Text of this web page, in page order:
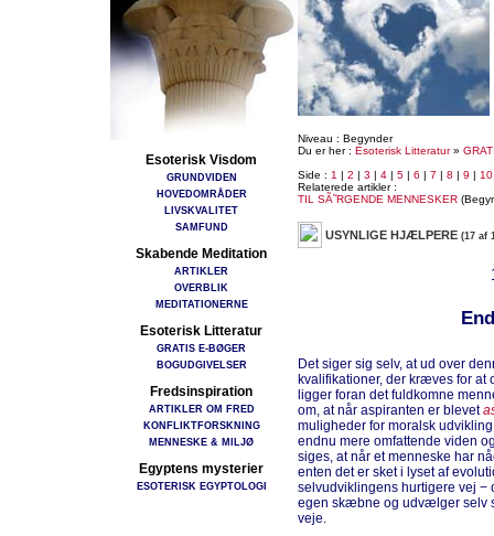
Esoterisk Visdom
GRUNDVIDEN
HOVEDOMRÅDER
LIVSKVALITET
SAMFUND
Skabende Meditation
ARTIKLER
OVERBLIK
MEDITATIONERNE
Esoterisk Litteratur
GRATIS E-BØGER
BOGUDGIVELSER
Fredsinspiration
ARTIKLER OM FRED
KONFLIKTFORSKNING
MENNESKE & MILJØ
Egyptens mysterier
ESOTERISK EGYPTOLOGI
Niveau : Begynder
Du er her : Esoterisk Litteratur»
Side : 1 | 2 | 3 | 4 | 5 | 6 | 7 | 8 | 9 | 10
Relaterede artikler :
TIL SÃ˜RGENDE MENNESKER
USYNLIGE HJÆLPERE (17 af
Det siger sig selv, at ud over
kvalifikationer, der kræves for at
ligger foran det fuldkomne
om, at når aspiranten er blevet
muligheder for moralsk
endnu mere omfattende viden
siges, at når et menneske har
enten det er sket i lyset af
selvudviklingens hurtigere vej −
egen skæbne og udvælger selv
veje.